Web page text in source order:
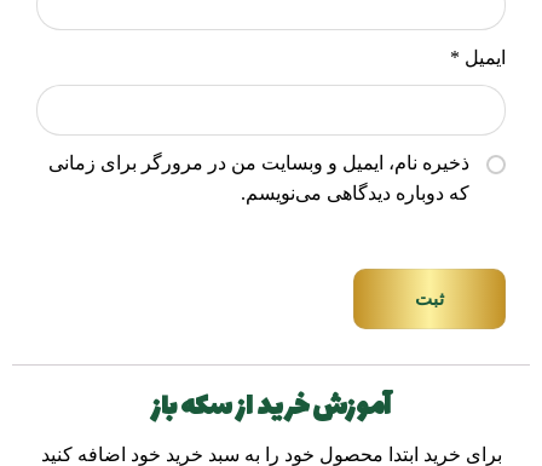
ایمیل *
ذخیره نام، ایمیل و وبسایت من در مرورگر برای زمانی
که دوباره دیدگاهی می‌نویسم.
ثبت
آموزش خرید از سکه باز
برای خرید ابتدا محصول خود را به سبد خرید خود اضافه کنید